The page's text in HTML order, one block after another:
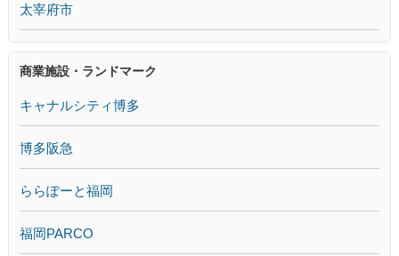
太宰府市
商業施設・ランドマーク
キャナルシティ博多
博多阪急
ららぽーと福岡
福岡PARCO